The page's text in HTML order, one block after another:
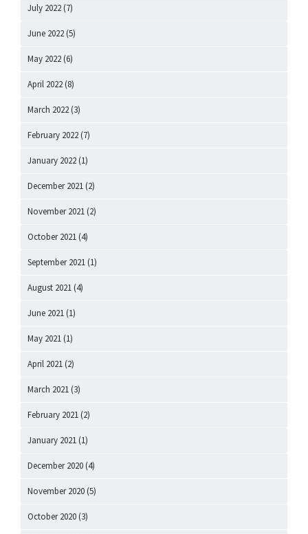
July 2022 (7)
June 2022 (5)
May 2022 (6)
April 2022 (8)
March 2022 (3)
February 2022 (7)
January 2022 (1)
December 2021 (2)
November 2021 (2)
October 2021 (4)
September 2021 (1)
August 2021 (4)
June 2021 (1)
May 2021 (1)
April 2021 (2)
March 2021 (3)
February 2021 (2)
January 2021 (1)
December 2020 (4)
November 2020 (5)
October 2020 (3)